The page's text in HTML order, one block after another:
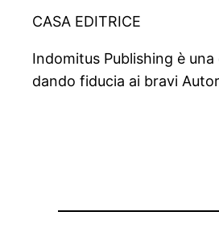
CASA EDITRICE
Indomitus Publishing è
dando fiducia ai bravi